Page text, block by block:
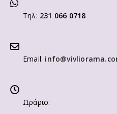
Τηλ: 231 066 0718
Email:
Ωράριο: